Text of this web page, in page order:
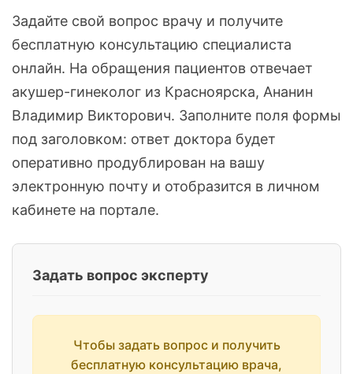
Задайте свой вопрос врачу и получите
бесплатную консультацию специалиста
онлайн. На обращения пациентов отвечает
акушер-гинеколог из Красноярска, Ананин
Владимир Викторович. Заполните поля формы
под заголовком: ответ доктора будет
оперативно продублирован на вашу
электронную почту и отобразится в личном
кабинете на портале.
Задать вопрос эксперту
Чтобы задать вопрос и получить
бесплатную консультацию врача,